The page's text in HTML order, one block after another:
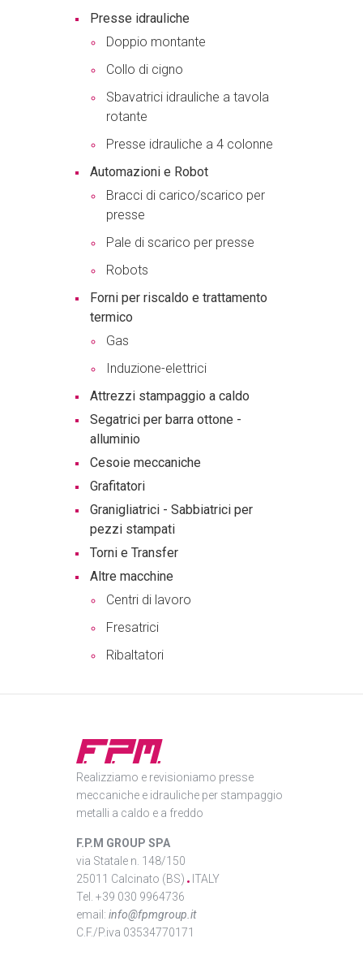
Presse idrauliche
Doppio montante
Collo di cigno
Sbavatrici idrauliche a tavola
rotante
Presse idrauliche a 4 colonne
Automazioni e Robot
Bracci di carico/scarico per
presse
Pale di scarico per presse
Robots
Forni per riscaldo e trattamento
termico
Gas
Induzione-elettrici
Attrezzi stampaggio a caldo
Segatrici per barra ottone -
alluminio
Cesoie meccaniche
Grafitatori
Granigliatrici - Sabbiatrici per
pezzi stampati
Torni e Transfer
Altre macchine
Centri di lavoro
Fresatrici
Ribaltatori
Realizziamo e revisioniamo presse
meccaniche e idrauliche per stampaggio
metalli a caldo e a freddo
F.P.M GROUP SPA
via Statale n. 148/150
25011 Calcinato (BS)
ITALY
Tel. +39 030 9964736
email: info@fpmgroup.it
C.F./P.iva 03534770171